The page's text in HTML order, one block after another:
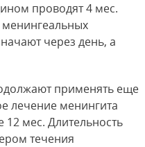
проводят 4 мес.
через день, а
применять еще
лечение менингита
мес. Длительность
течения